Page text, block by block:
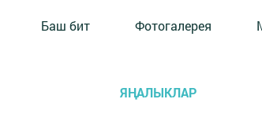
Баш бит Фотогалерея
ЯҢАЛЫКЛАР